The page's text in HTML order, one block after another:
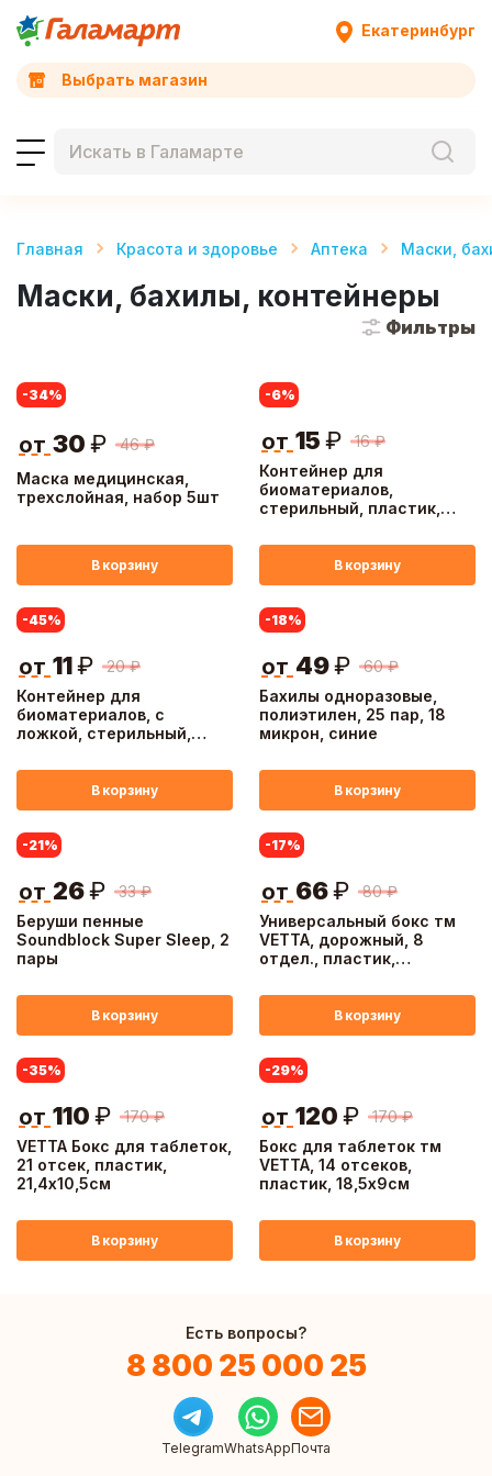
Екатеринбург
Выбрать магазин
Главная Красота и здоровье Аптека Маски,
Маски, бахилы, контейнеры
Фильтры
Маска медицинская,
трехслойная, набор 5шт
-34%
46 ₽
от 30 ₽
В корзину
Контейнер для
биоматериалов,
стерильный, пластик,
-6%
16 ₽
от 15 ₽
В корзину
Контейнер для
биоматериалов, с
ложкой, стерильный,
-45%
20 ₽
от 11₽
В корзину
Бахилы одноразовые,
полиэтилен, 25 пар, 18
микрон, синие
-18%
60 ₽
от 49₽
В корзину
Беруши пенные
Soundblock Super Sleep, 2
пары
-21%
33 ₽
от 26₽
В корзину
Универсальный бокс тм
VETTA, дорожный, 8
отдел., пластик,
-17%
80 ₽
от 66₽
В корзину
VETTA Бокс для таблеток,
21 отсек, пластик,
21,4х10,5см
-35%
170 ₽
от 110 ₽
В корзину
Бокс для таблеток тм
VETTA, 14 отсеков,
пластик, 18,5х9см
-29%
170 ₽
от 120 ₽
В корзину
Есть вопросы?
8 800 25 000 25
TelegramWhatsAppПочта